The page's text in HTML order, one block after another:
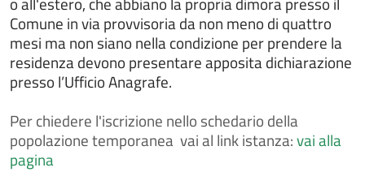
Chiedere il rilascio o il rinnovo della carta d'identità
elettronica
Chiedere il voto assistito
Chiedere l'assegnazione del numero civico
i cittadini comunitari
Chiedere l'attribuzione del cognome materno al
momento della nascita
Comune in via provvisoria da non meno di quattro
mesi ma non siano nella condizione per prendere la
residenza devono presentare apposita dichiarazione
presso l’Ufficio Anagrafe.
Perchiedere l'iscrizione nello schedario della
popolazione temporanea vai al link istanza:vai alla
pagina